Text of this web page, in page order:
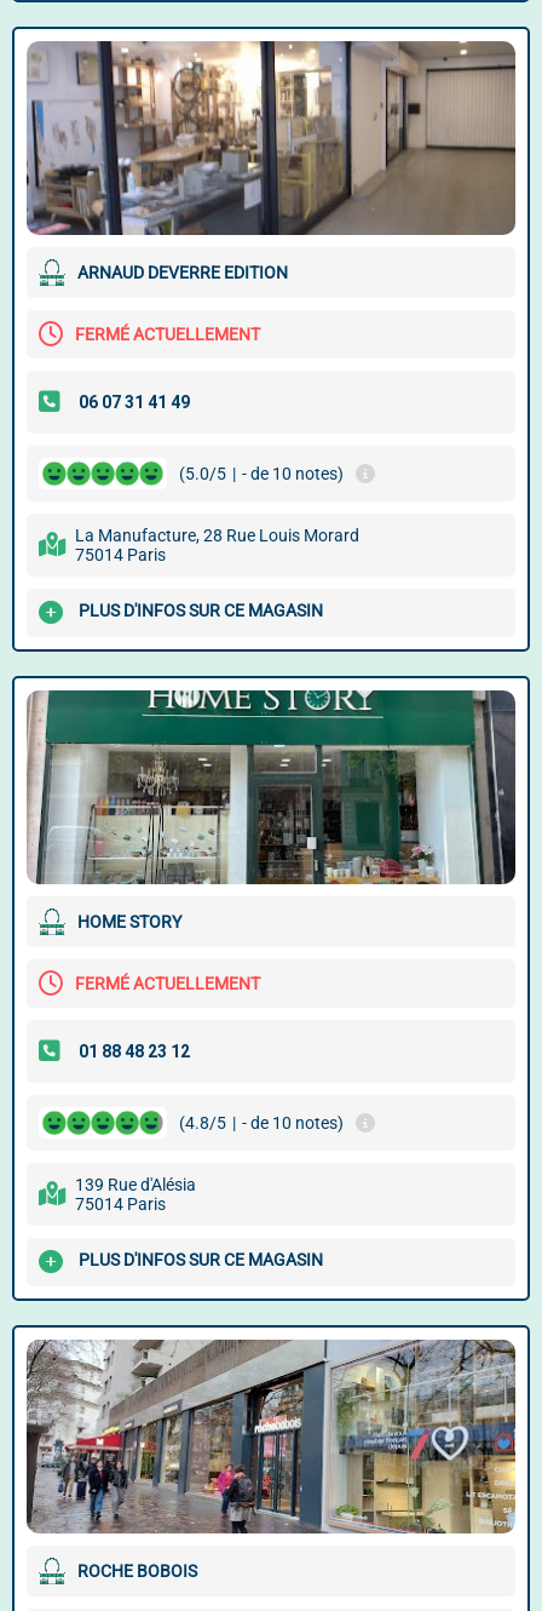
ARNAUD DEVERRE EDITION
FERMÉ ACTUELLEMENT
(5.0/5 | - de 10 notes)
La Manufacture, 28 Rue Louis Morard
75014 Paris
PLUS D'INFOS SUR CE MAGASIN
HOME STORY
FERMÉ ACTUELLEMENT
(4.8/5 | - de 10 notes)
139 Rue d'Alésia
75014 Paris
PLUS D'INFOS SUR CE MAGASIN
ROCHE BOBOIS